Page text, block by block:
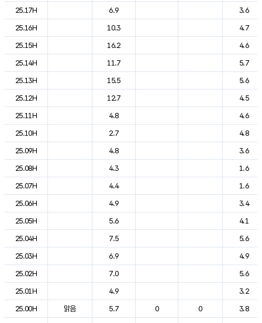
25.17H
6.9
3.6
25.16H
10.3
4.7
25.15H
16.2
4.6
25.14H
11.7
5.7
25.13H
15.5
5.6
25.12H
12.7
4.5
25.11H
4.8
4.6
25.10H
2.7
4.8
25.09H
4.8
3.6
25.08H
4.3
1.6
25.07H
4.4
1.6
25.06H
4.9
3.4
25.05H
5.6
4.1
25.04H
7.5
5.6
25.03H
6.9
4.9
25.02H
7.0
5.6
25.01H
4.9
3.2
25.00H
맑음 5.7 0 0
3.8